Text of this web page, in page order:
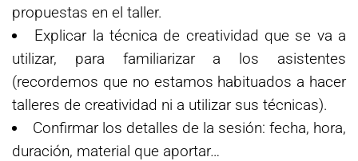
propuestas en el taller.
Explicar la técnica de creatividad que se va a
utilizar, para familiarizar a los asistentes
(recordemos que no estamos habituados a hacer
talleres de creatividad ni a utilizar sus técnicas).
Confirmar los detalles de la sesión: fecha, hora,
duración, material que aportar…